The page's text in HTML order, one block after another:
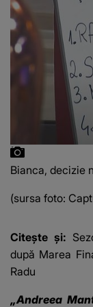
Bianca, decizie
(sursa foto:
Citește și:
după Marea
Radu
„Andreea